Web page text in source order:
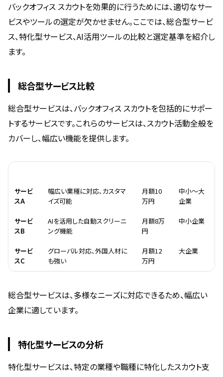
バックオフィス スカウトを効果的に行うためには、適切なサー
ビスやツールの選定が欠かせません。ここでは、総合型サービ
ス、特化型サービス、AI活用ツールの比較と選定基準を紹介し
ます。
総合型サービス比較
総合型サービスは、バックオフィス スカウトを包括的にサポー
トするサービスです。これらのサービスは、スカウト活動全般を
カバーし、幅広い機能を提供します。
サービ
スA
幅広い業種に対応、カスタマ
イズ可能
月額10
万円
中小〜大
企業
サービ
スB
AIを活用した自動スクリーニ
ング機能
月額8万
円
中小企業
サービ
スC
グローバル対応、外国人材に
も強い
月額12
万円
大企業
総合型サービスは、多様なニーズに対応できるため、幅広い
企業に適しています。
特化型サービスの分析
特化型サービスは、特定の業種や職種に特化したスカウト支